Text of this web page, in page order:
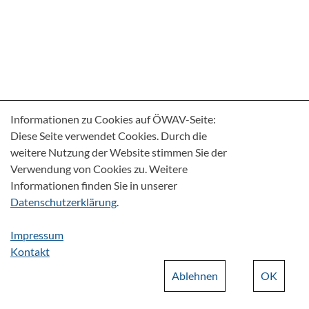
Informationen zu Cookies auf ÖWAV-Seite:
Diese Seite verwendet Cookies. Durch die
weitere Nutzung der Website stimmen Sie der
Verwendung von Cookies zu. Weitere
Informationen finden Sie in unserer
Datenschutzerklärung.
Impressum
Kontakt
OK
Ablehnen